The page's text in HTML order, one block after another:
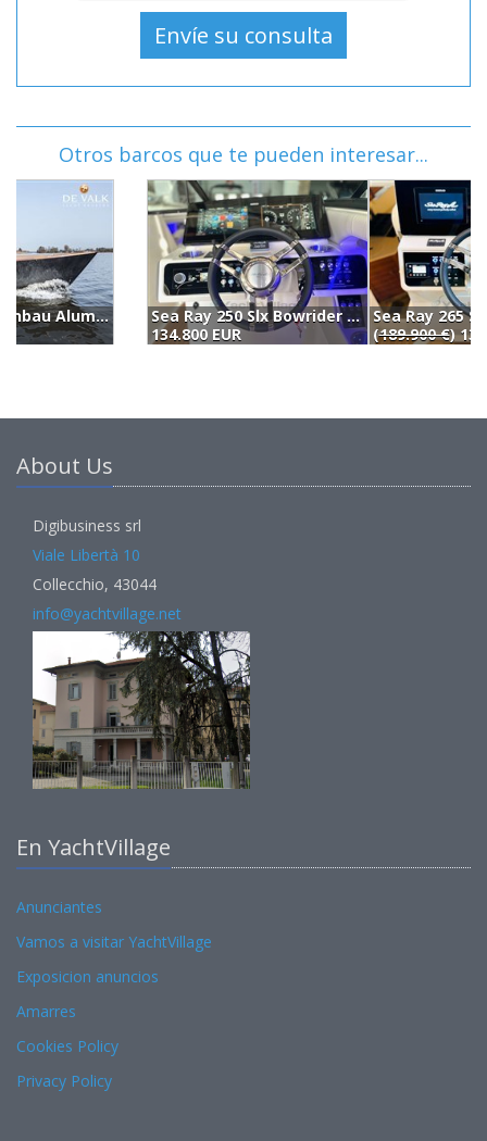
Otros barcos que te pueden interesar...
Sea Ray 250 Slx Bowrider Wakeboard Tower (2021)
134.800 EUR
Sea Ray 265 Sundancer (2023)
(189.900 € ) 134.000 EUR
About Us
Digibusiness srl
Viale Libertà 10
Collecchio, 43044
info@yachtvillage.net
En YachtVillage
Anunciantes
Vamos a visitar YachtVillage
Exposicion anuncios
Amarres
Cookies Policy
Privacy Policy